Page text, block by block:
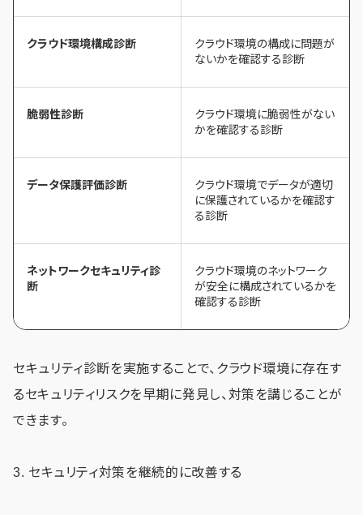
クラウド環境構成診断
クラウド環境の構成に問題が
ないかを確認する診断
脆弱性診断
クラウド環境に脆弱性がない
かを確認する診断
データ保護評価診断
クラウド環境でデータが適切
に保護されているかを確認す
る診断
ネットワークセキュリティ診
断
クラウド環境のネットワーク
が安全に構成されているかを
確認する診断
セキュリティ診断を実施することで、クラウド環境に存在す
るセキュリティリスクを早期に発見し、対策を講じることが
できます。
3. セキュリティ対策を継続的に改善する